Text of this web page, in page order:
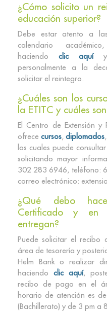
¿Cómo solicito un
educación superior?
Debe estar atento a
calendario
haciendo clic aquíy
personalmente a la
solicitar el reintegro.
¿Cuáles son los
la ETITC y cuáles
El Centro de Extensión y
ofrece cursos, diplomados
los cuales puede
solicitando mayor
302 283 6946, teléfono:
correo electrónico:
¿Qué debo
Certificado y
entregan?
Puede solicitar el recibo
área de tesorería y
Helm Bank o realizar
haciendo clic aquí,
recibo de pago en el
horario de atención es
(Bachillerato) y de 3 pm a